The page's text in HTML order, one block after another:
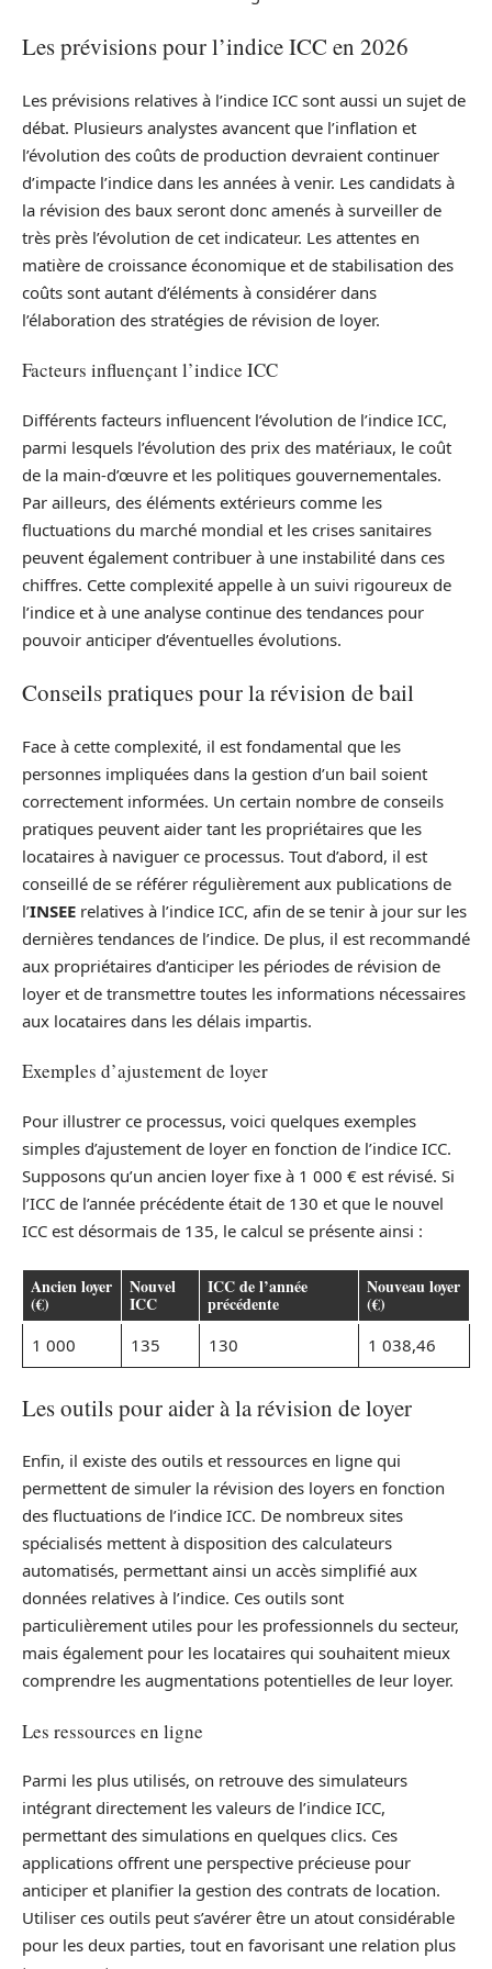
Les prévisions pour l’indice ICC en 2026
Les prévisions relatives à l’indice ICC sont aussi un sujet de
débat. Plusieurs analystes avancent que l’inflation et
l’évolution des coûts de production devraient continuer
d’impacte l’indice dans les années à venir. Les candidats à
la révision des baux seront donc amenés à surveiller de
très près l’évolution de cet indicateur. Les attentes en
matière de croissance économique et de stabilisation des
coûts sont autant d’éléments à considérer dans
l’élaboration des stratégies de révision de loyer.
Facteurs influençant l’indice ICC
Différents facteurs influencent l’évolution de l’indice ICC,
parmi lesquels l’évolution des prix des matériaux, le coût
de la main-d’œuvre et les politiques gouvernementales.
Par ailleurs, des éléments extérieurs comme les
fluctuations du marché mondial et les crises sanitaires
peuvent également contribuer à une instabilité dans ces
chiffres. Cette complexité appelle à un suivi rigoureux de
l’indice et à une analyse continue des tendances pour
pouvoir anticiper d’éventuelles évolutions.
Conseils pratiques pour la révision de bail
Face à cette complexité, il est fondamental que les
personnes impliquées dans la gestion d’un bail soient
correctement informées. Un certain nombre de conseils
pratiques peuvent aider tant les propriétaires que les
locataires à naviguer ce processus. Tout d’abord, il est
conseillé de se référer régulièrement aux publications de
l’INSEE relatives à l’indice ICC, afin de se tenir à jour sur les
dernières tendances de l’indice. De plus, il est recommandé
aux propriétaires d’anticiper les périodes de révision de
loyer et de transmettre toutes les informations nécessaires
aux locataires dans les délais impartis.
Exemples d’ajustement de loyer
Pour illustrer ce processus, voici quelques exemples
simples d’ajustement de loyer en fonction de l’indice ICC.
Supposons qu’un ancien loyer fixe à 1 000 € est révisé. Si
l’ICC de l’année précédente était de 130 et que le nouvel
ICC est désormais de 135, le calcul se présente ainsi :
Ancien loyer
(€)
Nouvel
ICC
ICC de l’année
précédente
Nouveau loyer
(€)
1 000 135 130 1 038,46
Les outils pour aider à la révision de loyer
Enfin, il existe des outils et ressources en ligne qui
permettent de simuler la révision des loyers en fonction
des fluctuations de l’indice ICC. De nombreux sites
spécialisés mettent à disposition des calculateurs
automatisés, permettant ainsi un accès simplifié aux
données relatives à l’indice. Ces outils sont
particulièrement utiles pour les professionnels du secteur,
mais également pour les locataires qui souhaitent mieux
comprendre les augmentations potentielles de leur loyer.
Les ressources en ligne
Parmi les plus utilisés, on retrouve des simulateurs
intégrant directement les valeurs de l’indice ICC,
permettant des simulations en quelques clics. Ces
applications offrent une perspective précieuse pour
anticiper et planifier la gestion des contrats de location.
Utiliser ces outils peut s’avérer être un atout considérable
pour les deux parties, tout en favorisant une relation plus